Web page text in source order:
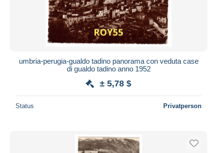
umbria-perugia-gualdo tadino panorama con veduta case
di gualdo tadino anno 1952
± 5,78 $
Status Privatperson